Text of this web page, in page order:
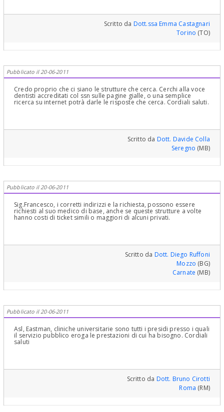
Scritto da Dott.ssa Emma Castagnari
Torino (TO)
Pubblicato il 20-06-2011
Credo proprio che ci siano le strutture che cerca. Cerchi alla voce
dentisti accreditati col ssn sulle pagine gialle, o una semplice
ricerca su internet potrà darle le risposte che cerca. Cordiali saluti.
Scritto da Dott. Davide Colla
Seregno (MB)
Pubblicato il 20-06-2011
Sig.Francesco, i corretti indirizzi e la richiesta, possono essere
richiesti al suo medico di base, anche se queste strutture a volte
hanno costi di ticket simili o maggiori di alcuni privati.
Scritto da Dott. Diego Ruffoni
Mozzo (BG)
Carnate (MB)
Pubblicato il 20-06-2011
Asl, Eastman, cliniche universitarie sono tutti i presidi presso i quali
il servizio pubblico eroga le prestazioni di cui ha bisogno. Cordiali
saluti
Scritto da Dott. Bruno Cirotti
Roma (RM)